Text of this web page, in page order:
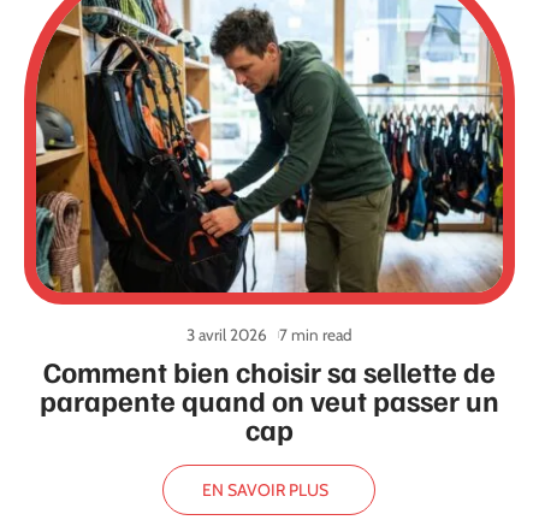
Comment bien choisir sa sellette de
parapente quand on veut passer un
cap
3 avril 2026 7 min read
EN SAVOIR PLUS